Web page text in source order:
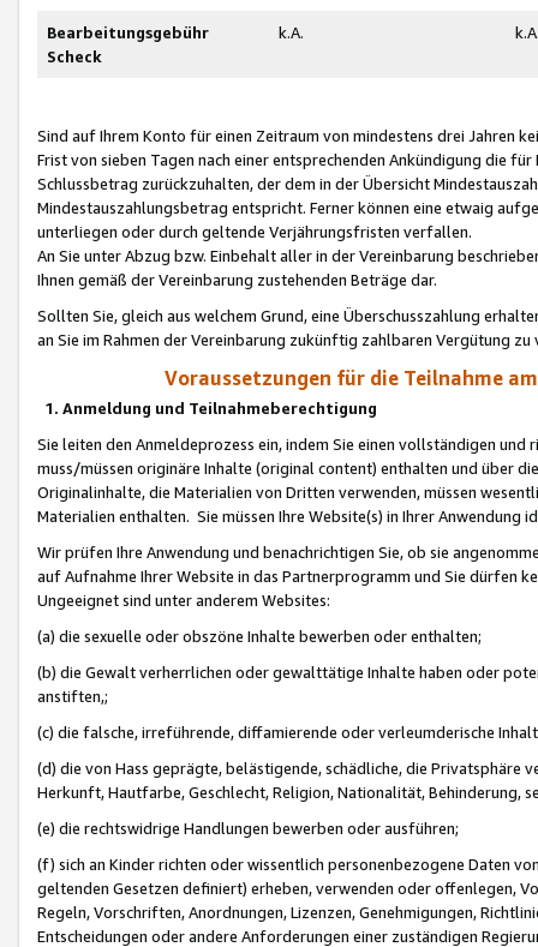
Bearbeitungsgebühr
Scheck
k.A.
Sind auf Ihrem Konto für einen Zeitraum von mindestens drei Jahren
Frist von sieben Tagen nach einer entsprechenden Ankündigung die
Schlussbetrag zurückzuhalten, der dem in der Übersicht
Mindestauszahlungsbetrag entspricht. Ferner können eine etwaig
unterliegen oder durch geltende Verjährungsfristen verfallen.
An Sie unter Abzug bzw. Einbehalt aller in der Vereinbarung
Ihnen gemäß der Vereinbarung zustehenden Beträge dar.
Sollten Sie, gleich aus welchem Grund, eine Überschusszahlung
an Sie im Rahmen der Vereinbarung zukünftig zahlbaren Vergütung zu
Voraussetzungen für die Teilnahme
1. Anmeldung und Teilnahmeberechtigung
Sie leiten den Anmeldeprozess ein, indem Sie einen vollständigen
muss/müssen originäre Inhalte (original content) enthalten und über
Originalinhalte, die Materialien von Dritten verwenden, müssen
Materialien enthalten. Sie müssen Ihre Website(s) in Ihrer Anwendung
Wir prüfen Ihre Anwendung und benachrichtigen Sie, ob sie
auf Aufnahme Ihrer Website in das Partnerprogramm und Sie dürfen
Ungeeignet sind unter anderem Websites:
(a) die sexuelle oder obszöne Inhalte bewerben oder enthalten;
(b) die Gewalt verherrlichen oder gewalttätige Inhalte haben oder
anstiften,;
(c) die falsche, irreführende, diffamierende oder verleumderische
(d) die von Hass geprägte, belästigende, schädliche, die Privatsphäre
Herkunft, Hautfarbe, Geschlecht, Religion, Nationalität, Behinderung,
(e) die rechtswidrige Handlungen bewerben oder ausführen;
(f) sich an Kinder richten oder wissentlich personenbezogene Daten
geltenden Gesetzen definiert) erheben, verwenden oder offenlegen,
Regeln, Vorschriften, Anordnungen, Lizenzen, Genehmigungen,
Entscheidungen oder andere Anforderungen einer zuständigen